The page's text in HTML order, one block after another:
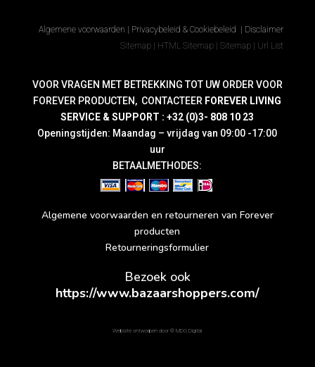
Algemene voorwaarden | Privacybeleid & Cookiebeleid | Disclaimer
Sitemap | HTML Sitemap |Sitemap | Url List
VOOR VRAGEN MET BETREKKING TOT UW ORDER VOOR
FOREVER PRODUCTEN, CONTACTEER FOREVER LIVING
SERVICE & SUPPORT : +32 (0)3- 808 10 23
Openingstijden: Maandag – vrijdag van 09:00 -17:00
uur
BETAALMETHODES:
Algemene voorwaarden en retourneren van Forever
producten
Retourneringsformulier
Bezoek ook
https://www.bazaarshoppers.com/
Website ontworpen door ©MDG Digital